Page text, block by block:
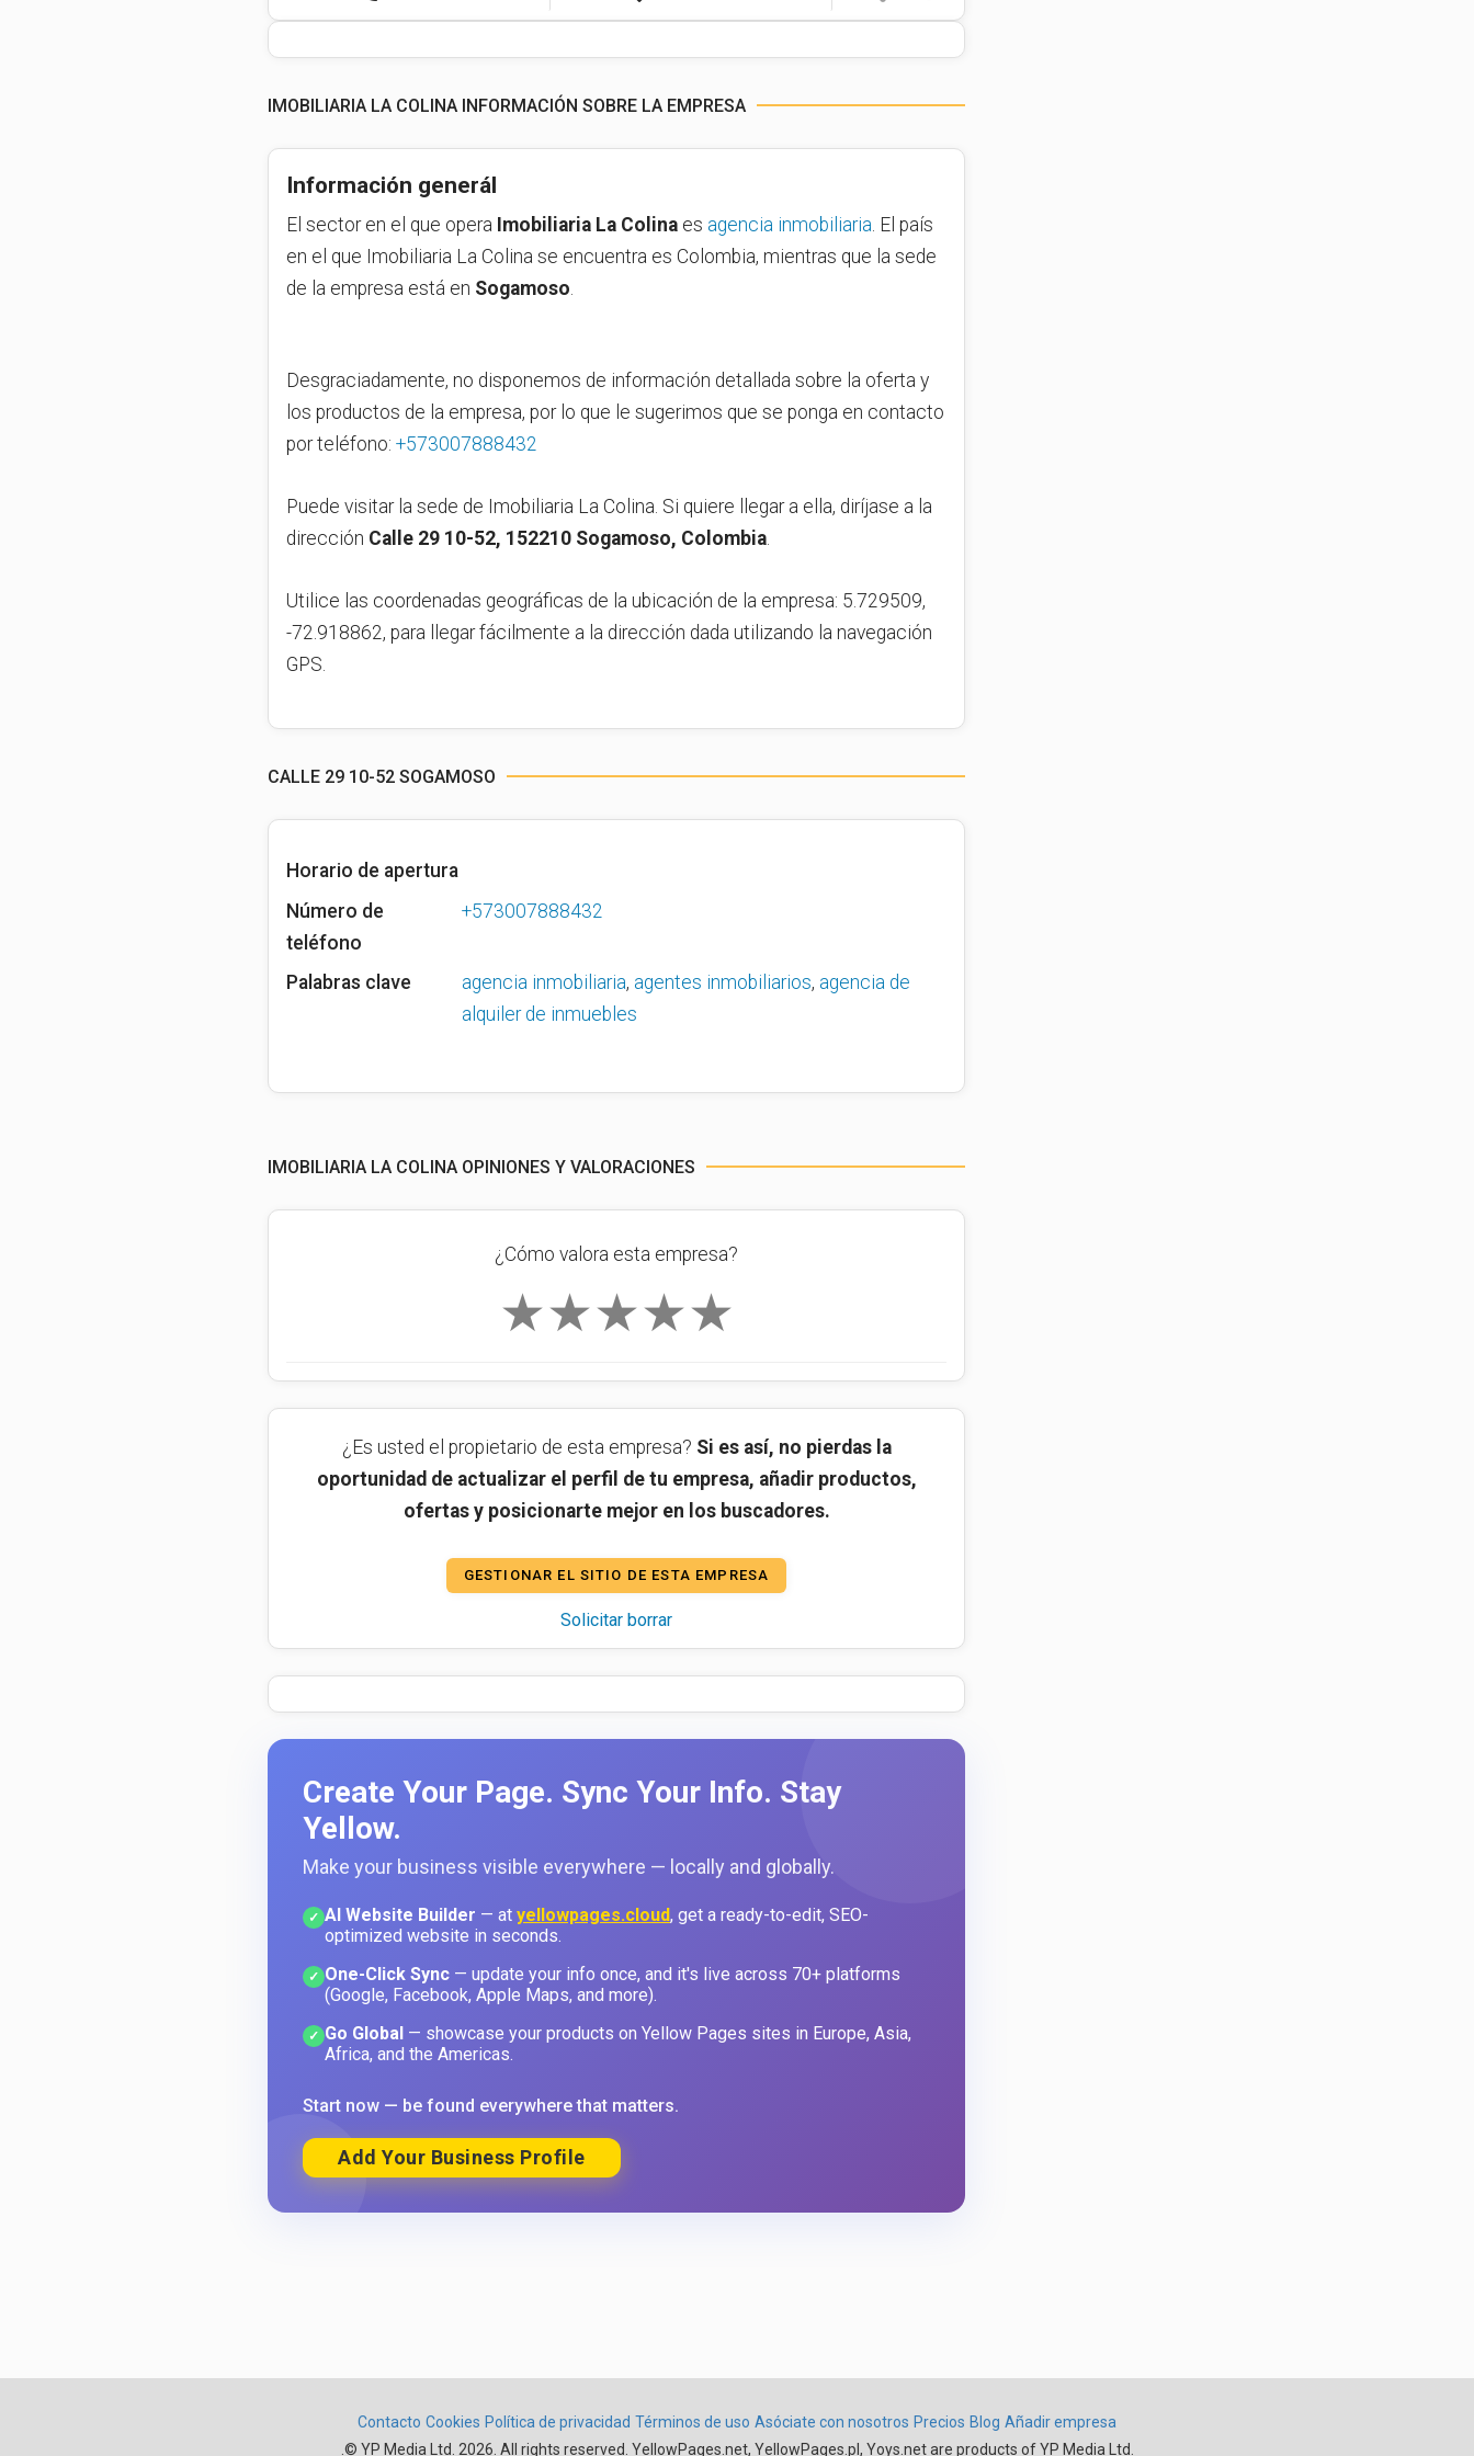
IMOBILIARIA LA COLINA INFORMACIÓN SOBRE LA EMPRESA
Información generál
El sector en el que opera Imobiliaria La Colina es agencia inmobiliaria. El país
en el que Imobiliaria La Colina se encuentra es Colombia, mientras que la sede
de la empresa está en Sogamoso.
Desgraciadamente, no disponemos de información detallada sobre la oferta y
los productos de la empresa, por lo que le sugerimos que se ponga en contacto
por teléfono: +573007888432
Puede visitar la sede de Imobiliaria La Colina. Si quiere llegar a ella, diríjase a la
dirección Calle 29 10-52, 152210 Sogamoso, Colombia
Utilice las coordenadas geográficas de la ubicación de la empresa: 5.729509,
-72.918862, para llegar fácilmente a la dirección dada utilizando la navegación
GPS.
CALLE 29 10-52 SOGAMOSO
Horario de apertura
Número de
teléfono
+573007888432
Palabras clave agencia inmobiliaria, agentes inmobiliarios, agencia de
alquiler de inmuebles
IMOBILIARIA LA COLINA OPINIONES Y VALORACIONES
¿Cómo valora esta empresa?
★
★
★
★
★
¿Es usted el propietario de esta empresa? Si es así, no pierdas la
oportunidad de actualizar el perfil de tu empresa, añadir productos,
ofertas y posicionarte mejor en los buscadores.
GESTIONAR EL SITIO DE ESTA EMPRESA
Solicitar borrar
Create Your Page. Sync Your Info. Stay
Yellow.
Make your business visible everywhere — locally and globally.
✓ AI Website Builder — at yellowpages.cloud, get a ready-to-edit, SEO-
optimized website in seconds.
✓ One-Click Sync — update your info once, and it's live across 70+ platforms
(Google, Facebook, Apple Maps, and more).
✓ Go Global — showcase your products on Yellow Pages sites in Europe, Asia,
Africa, and the Americas.
Start now — be found everywhere that matters.
Add Your Business Profile
Contacto Cookies Política de privacidad Términos de uso Asóciate con nosotros Precios Blog Añadir empresa
© YP Media Ltd. 2026. All rights reserved. YellowPages.net, YellowPages.pl, Yoys.net are products of YP Media Ltd.